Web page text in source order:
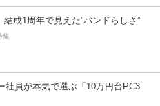
結成1周年で見えた”バンドらしさ”
集
社員が本気で選ぶ「10万円台PC3